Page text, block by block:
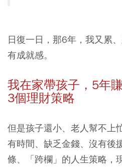
日復一日，那6年，我又累
有成就感。
我在家帶孩子，5年
3個理財策略
但是孩子還小、老人幫不上
有時間、缺乏金錢、沒有後
條、「跨欄」的人生策略，